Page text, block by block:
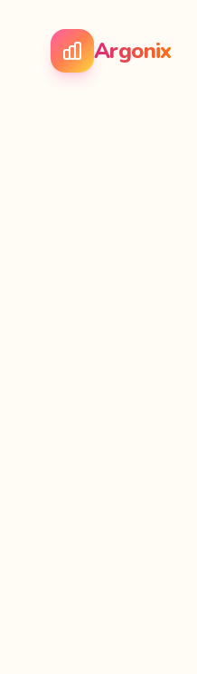
Argonix